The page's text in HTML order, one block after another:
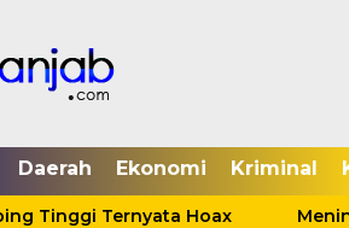
Daerah Ekonomi Kriminal
Tinggi Ternyata Hoax